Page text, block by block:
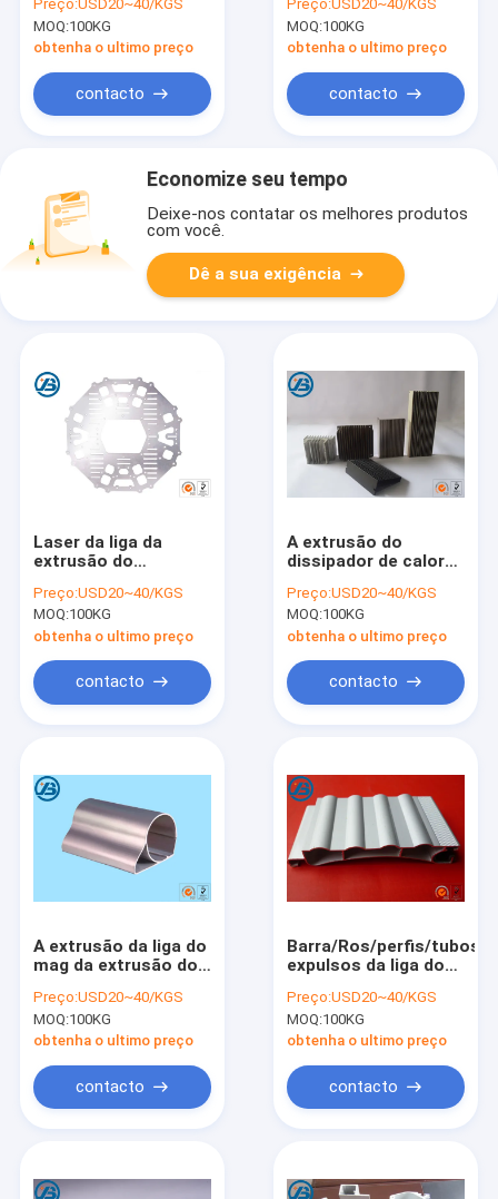
Produtos
do mag da extrusão
do magnésio
Preço:USD20~40/KGS
MOQ:100KG
obtenha o ultimo preço
contacto
ME20M AZ80A do
dissipador de calor
Preço:USD20~40/KGS
MOQ:100KG
obtenha o ultimo preço
contacto
Economize seu tempo
Deixe-nos contatar os melhores produtos
com você.
Dê a sua exigência
Laser da liga da
extrusão do
processa a placa
com tamanho
personalizado
Preço:USD20~40/KGS
MOQ:100KG
obtenha o ultimo preço
contacto
A extrusão do
dissipador de calor
liga do magnésio
perfila o multi
modelo material
Preço:USD20~40/KGS
MOQ:100KG
obtenha o ultimo preço
contacto
A extrusão da liga do
mag da extrusão do
perfila as peças
Preço:USD20~40/KGS
MOQ:100KG
obtenha o ultimo preço
contacto
Barra/Ros/perfis/tubos
expulsos da liga do
dissipação de calor
Preço:USD20~40/KGS
MOQ:100KG
obtenha o ultimo preço
contacto